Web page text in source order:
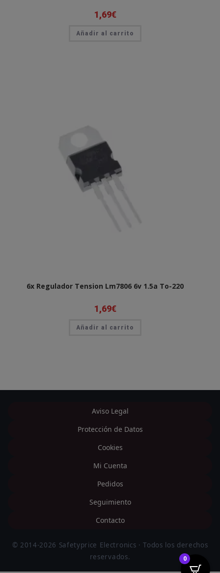
1,69€
Añadir al carrito
6x Regulador Tension Lm7806 6v 1.5a To-220
1,69€
Añadir al carrito
0
Aviso Legal
Protección de Datos
Cookies
Mi Cuenta
Pedidos
Seguimiento
Contacto
© 2014-2026 Safetyprice Electronics · Todos los derechos
reservados.